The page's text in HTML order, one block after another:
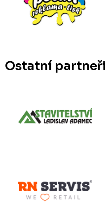
Ostatní partneři